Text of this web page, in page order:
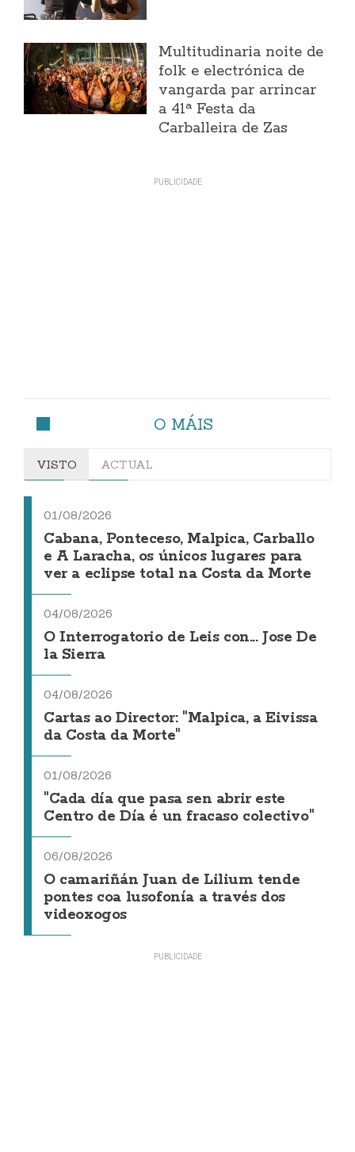
Multitudinaria noite de
folk e electrónica de
vangarda par arrincar
a 41ª Festa da
Carballeira de Zas
O MÁIS
VISTO ACTUAL
01/08/2026
Cabana, Ponteceso, Malpica, Carballo
e A Laracha, os únicos lugares para
ver a eclipse total na Costa da Morte
04/08/2026
O Interrogatorio de Leis con... Jose De
la Sierra
04/08/2026
Cartas ao Director: "Malpica, a Eivissa
da Costa da Morte"
01/08/2026
"Cada día que pasa sen abrir este
Centro de Día é un fracaso colectivo"
06/08/2026
O camariñán Juan de Lilium tende
pontes coa lusofonía a través dos
videoxogos